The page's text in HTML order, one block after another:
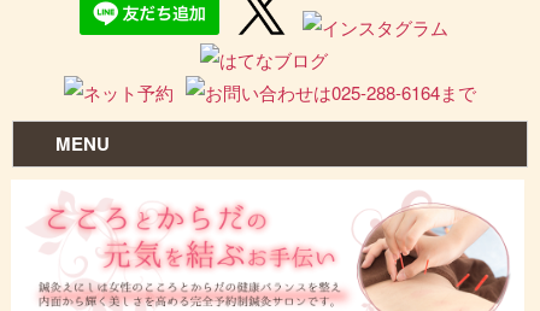
MENU